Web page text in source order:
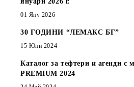
01 Яну 2026
30 ГОДИНИ “ЛЕМАКС БГ”
15 Юни 2024
Каталог за тефтери и агенди с
PREMIUM 2024